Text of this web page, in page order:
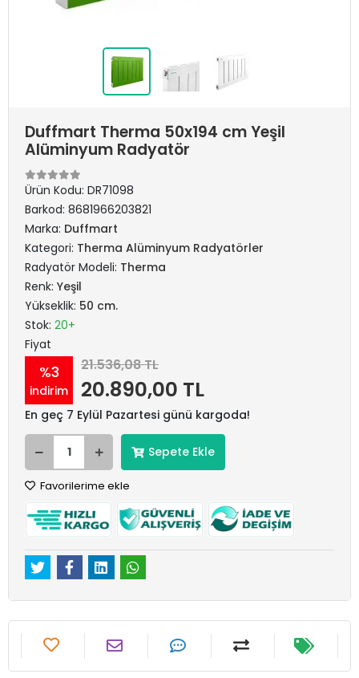
Duffmart Therma 50x194 cm Yeşil
Alüminyum Radyatör
Ürün Kodu: DR71098
Barkod: 8681966203821
Marka: Duffmart
Kategori: Therma Alüminyum Radyatörler
Radyatör Modeli: Therma
Renk: Yeşil
Yükseklik: 50 cm.
Stok: 20+
Fiyat
%3
indirim
21.536,08 TL
20.890,00 TL
En geç 7 Eylül Pazartesi günü kargoda!
Sepete Ekle
Favorilerime ekle